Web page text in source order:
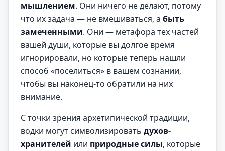
мышлением. Они ничего не делают, потому
что их задача — не вмешиваться, а быть
замеченными. Они — метафора тех частей
вашей души, которые вы долгое время
игнорировали, но которые теперь нашли
способ «поселиться» в вашем сознании,
чтобы вы наконец-то обратили на них
внимание.
С точки зрения архетипической традиции,
водки могут символизировать духов-
хранителей или природные силы, которые